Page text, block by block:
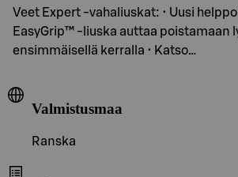
Veet Expert -vahaliuskat: • Uusi
EasyGrip™ -liuska auttaa poistamaan
ensimmäisellä kerralla • Katso…
Valmistusmaa
Ranska